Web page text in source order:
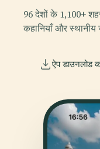
96 देशों के 1,100+
कहानियाँ और
ऐप डाउनलोड